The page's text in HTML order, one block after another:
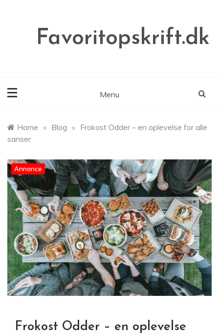
Favoritopskrift.dk
Menu
Home » Blog » Frokost Odder – en oplevelse for alle
sanser
Annonce
Frokost Odder – en oplevelse